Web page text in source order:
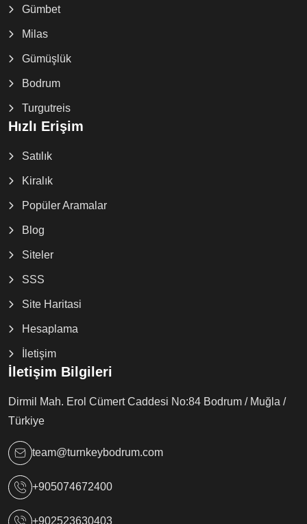
Gümbet
Milas
Gümüşlük
Bodrum
Turgutreis
Hızlı Erişim
Satılık
Kiralık
Popüler Aramalar
Blog
Siteler
SSS
Site Haritasi
Hesaplama
İletişim
İletişim Bilgileri
Dirmil Mah. Erol Cümert Caddesi No:84 Bodrum / Muğla /
Türkiye
team@turnkeybodrum.com
+905074672400
+902523630403